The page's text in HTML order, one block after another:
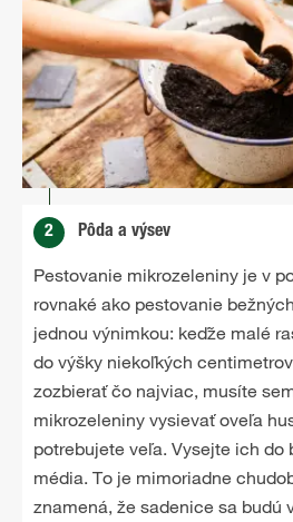
2 Pôda a výsev
Pestovanie mikrozeleniny je v
rovnaké ako pestovanie
jednou výnimkou: keďže malé
do výšky niekoľkých
zozbierať čo najviac, musíte
mikrozeleniny vysievať oveľa
potrebujete veľa. Vysejte ich do
média. To je mimoriadne
znamená, že sadenice sa budú